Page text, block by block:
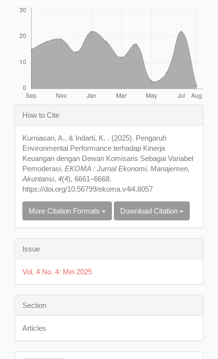
Article
Details
How to Cite
Kurniasari, A., & Indarti, K. . (2025). Pengaruh
Environmental Performance terhadap Kinerja
Keuangan dengan Dewan Komisaris Sebagai Variabel
Pemoderasi. EKOMA : Jurnal Ekonomi, Manajemen,
Akuntansi, 4(4), 6661–6668.
https://doi.org/10.56799/ekoma.v4i4.8057
More Citation Formats Download Citation
Issue
Vol. 4 No. 4: Mei 2025
Section
Articles